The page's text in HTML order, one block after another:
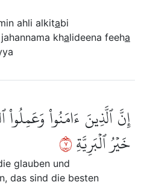
ahli alkitabi
khalideena feeha
إِنَّ ٱلَّذِينَ ءَامَنُواْ
خَيۡرُ ٱلۡبَرِيَّةِ٧
glauben und
das sind die besten